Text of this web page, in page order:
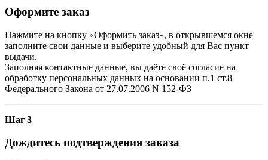
Оформите заказ
Нажмите на кнопку «Оформить заказ», в открывшемся окне
заполните свои данные и выберите удобный для Вас пункт
выдачи.
Заполняя контактные данные, вы даёте своё согласие на
обработку персональных данных на основании п.1 ст.8
Федерального Закона от 27.07.2006 N 152-ФЗ
Шаг 3
Дождитесь подтверждения заказа